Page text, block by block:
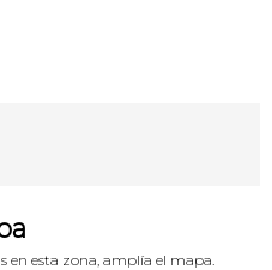
en esta zona, amplía el mapa.